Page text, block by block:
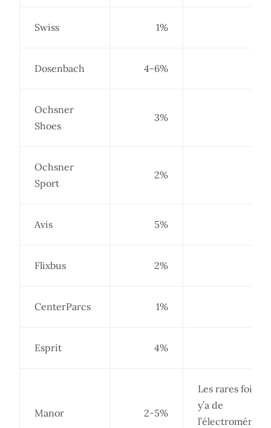
Swiss 1%
Dosenbach 4-6%
Ochsner
Shoes
3%
Ochsner
Sport
2%
Avis 5%
Flixbus 2%
CenterParcs 1%
Esprit 4%
Manor 2-5%
Les rares fois où
y’a de